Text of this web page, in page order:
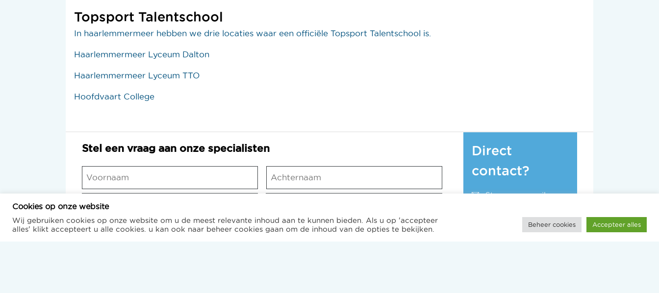
Topsport Talentschool
In haarlemmermeer hebben we drie locaties waar een officiële Topsport Talentschool is.
Haarlemmermeer Lyceum Dalton
Haarlemmermeer Lyceum TTO
Hoofdvaart College
Stel een vraag aan onze specialisten
Voornaam Achternaam
E-
mail *
Naam
Telefoonnummer
Direct
contact?
Stuur een e-mail
Cookies op onze website
Wij gebruiken cookies op onze website om u de meest relevante inhoud aan te kunnen bieden. Als u op 'accepteer
alles' klikt accepteert u alle cookies. u kan ook naar beheer cookies gaan om de inhoud van de opties te bekijken.
Beheer cookies Accepteer alles